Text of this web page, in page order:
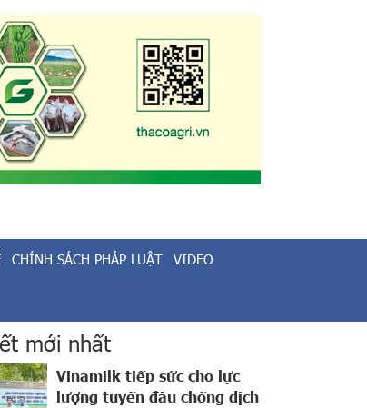
CHÍNH SÁCH PHÁP LUẬT VIDEO
mới nhất
Vinamilk tiếp sức cho lực
lượng tuyến đầu chống dịch